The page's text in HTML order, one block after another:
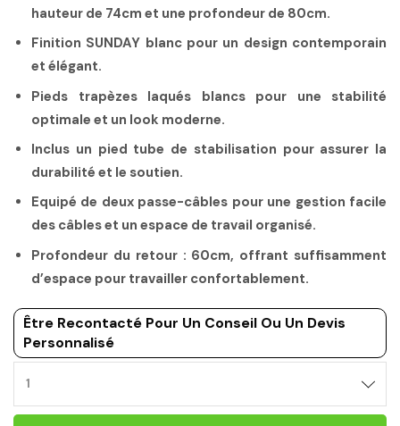
hauteur de 74cm et une profondeur de 80cm.
Finition SUNDAY blanc pour un design contemporain
et élégant.
Pieds trapèzes laqués blancs pour une stabilité
optimale et un look moderne.
Inclus un pied tube de stabilisation pour assurer la
durabilité et le soutien.
Equipé de deux passe-câbles pour une gestion facile
des câbles et un espace de travail organisé.
Profondeur du retour : 60cm, offrant suffisamment
d’espace pour travailler confortablement.
Être Recontacté Pour Un Conseil Ou Un Devis
Personnalisé
DE